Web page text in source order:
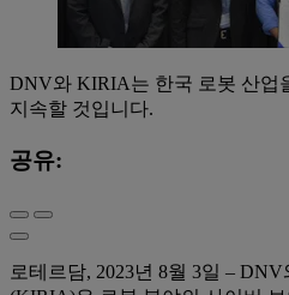
DNV와 KIRIA는 한국 로봇 산업
지속할 것입니다.
공유:
로테르담, 2023년 8월 3일 –